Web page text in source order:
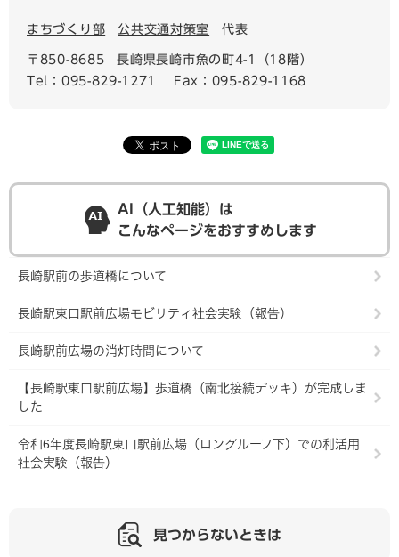
まちづくり部 公共交通対策室 代表
〒850-8685
長崎県長崎市魚の町4-1（18階）
Tel：095-829-1271
Fax：095-829-1168
AI（人工知能）は
こんなページをおすすめします
長崎駅前の歩道橋について
長崎駅東口駅前広場モビリティ社会実験（報告）
長崎駅前広場の消灯時間について
【長崎駅東口駅前広場】歩道橋（南北接続デッキ）が完成しま
した
令和6年度長崎駅東口駅前広場（ロングルーフ下）での利活用
社会実験（報告）
見つからないときは